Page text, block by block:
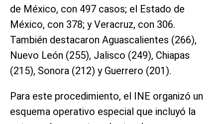
de México, con 497 casos; el Estado de
México, con 378; y Veracruz, con 306.
También destacaron Aguascalientes (266),
Nuevo León (255), Jalisco (249), Chiapas
(215), Sonora (212) y Guerrero (201).
Para este procedimiento, el INE organizó un
esquema operativo especial que incluyó la